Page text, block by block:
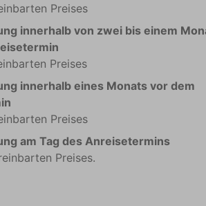
Preises
innerhalb von zwei bis einem
Preises
innerhalb eines Monats vor dem
Preises
am Tag des Anreisetermins
Preises.